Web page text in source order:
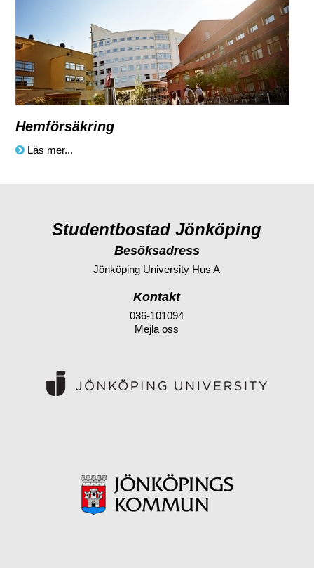
Hemförsäkring
Läs mer...
Studentbostad Jönköping
Besöksadress
Jönköping University Hus A
Kontakt
036-101094
Mejla oss